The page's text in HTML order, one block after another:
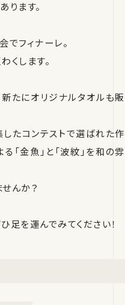
ります。
フィナーレ。
くします。
たにオリジナルタオルも販
たコンテストで選ばれた作
「金魚」と「波紋」を和の雰
んか？
足を運んでみてください！